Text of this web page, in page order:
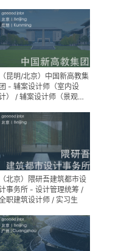
助理
（昆明/北京）中国新高教集
团 - 辅案设计师（室内设
） / 辅案设计师（景观设
间组长 / 平面设计高级经理 /
展陈设计高级经理
（北京）隈研吾建筑都市设
事务所 - 设计管理统筹 /
职建筑设计师 / 实习生